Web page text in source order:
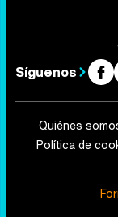
Síguenos
Quiénes
Política de